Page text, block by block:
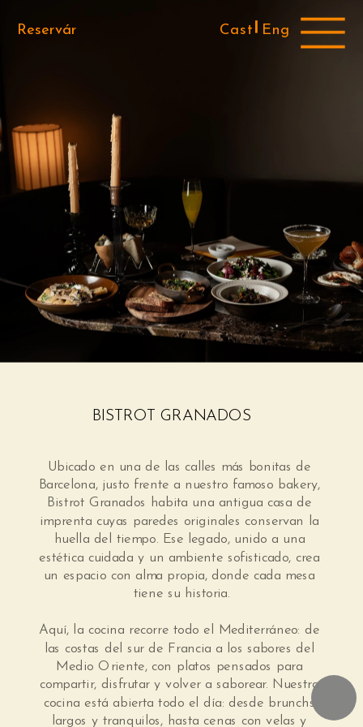
Cast Eng
Reservár
BISTROT GRANADOS
Ubicado en una de las calles más bonitas de
Barcelona, justo frente a nuestro famoso bakery,
Bistrot Granados habita una antigua casa de
imprenta cuyas paredes originales conservan la
huella del tiempo. Ese legado, unido a una
estética cuidada y un ambiente sofisticado, crea
un espacio con alma propia, donde cada mesa
tiene su historia.
Aquí, la cocina recorre todo el Mediterráneo: de
las costas del sur de Francia a los sabores del
Medio Oriente, con platos pensados para
compartir, disfrutar y volver a saborear. Nuestra
cocina está abierta todo el día: desde brunchs
largos y tranquilos, hasta cenas con velas y